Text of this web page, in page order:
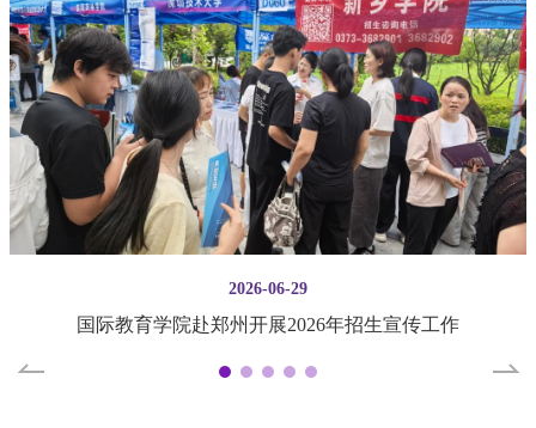
2026-06-29
国际教育学院赴郑州开展2026年招生宣传工作